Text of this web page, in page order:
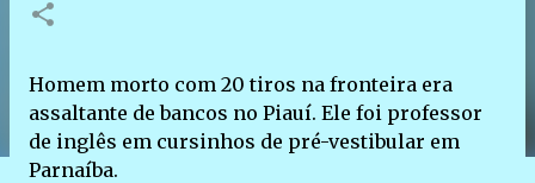
Homem morto com 20 tiros na fronteira era
assaltante de bancos no Piauí. Ele foi professor
de inglês em cursinhos de pré-vestibular em
Parnaíba.